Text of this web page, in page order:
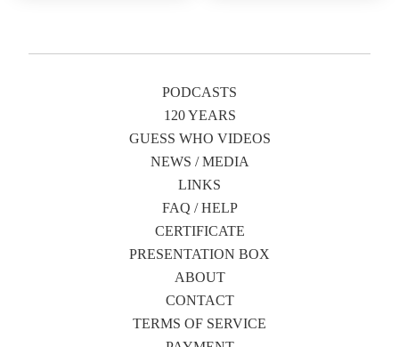
PODCASTS
120 YEARS
GUESS WHO VIDEOS
NEWS / MEDIA
LINKS
FAQ / HELP
CERTIFICATE
PRESENTATION BOX
ABOUT
CONTACT
TERMS OF SERVICE